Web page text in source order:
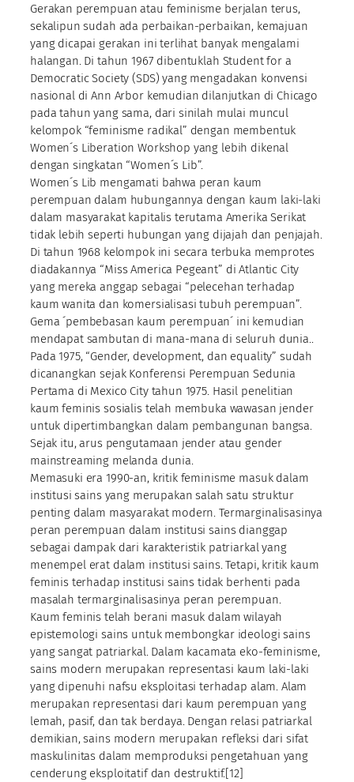
Gerakan perempuan atau feminisme berjalan terus,
sekalipun sudah ada perbaikan-perbaikan, kemajuan
yang dicapai gerakan ini terlihat banyak mengalami
halangan. Di tahun 1967 dibentuklah Student for a
Democratic Society (SDS) yang mengadakan konvensi
nasional di Ann Arbor kemudian dilanjutkan di Chicago
pada tahun yang sama, dari sinilah mulai muncul
kelompok “feminisme radikal” dengan membentuk
Women´s Liberation Workshop yang lebih dikenal
dengan singkatan “Women´s Lib”.
Women´s Lib mengamati bahwa peran kaum
perempuan dalam hubungannya dengan kaum laki-laki
dalam masyarakat kapitalis terutama Amerika Serikat
tidak lebih seperti hubungan yang dijajah dan penjajah.
Di tahun 1968 kelompok ini secara terbuka memprotes
diadakannya “Miss America Pegeant” di Atlantic City
yang mereka anggap sebagai “pelecehan terhadap
kaum wanita dan komersialisasi tubuh perempuan”.
Gema ´pembebasan kaum perempuan´ ini kemudian
mendapat sambutan di mana-mana di seluruh dunia..
Pada 1975, “Gender, development, dan equality” sudah
dicanangkan sejak Konferensi Perempuan Sedunia
Pertama di Mexico City tahun 1975. Hasil penelitian
kaum feminis sosialis telah membuka wawasan jender
untuk dipertimbangkan dalam pembangunan bangsa.
Sejak itu, arus pengutamaan jender atau gender
mainstreaming melanda dunia.
Memasuki era 1990-an, kritik feminisme masuk dalam
institusi sains yang merupakan salah satu struktur
penting dalam masyarakat modern. Termarginalisasinya
peran perempuan dalam institusi sains dianggap
sebagai dampak dari karakteristik patriarkal yang
menempel erat dalam institusi sains. Tetapi, kritik kaum
feminis terhadap institusi sains tidak berhenti pada
masalah termarginalisasinya peran perempuan.
Kaum feminis telah berani masuk dalam wilayah
epistemologi sains untuk membongkar ideologi sains
yang sangat patriarkal. Dalam kacamata eko-feminisme,
sains modern merupakan representasi kaum laki-laki
yang dipenuhi nafsu eksploitasi terhadap alam. Alam
merupakan representasi dari kaum perempuan yang
lemah, pasif, dan tak berdaya. Dengan relasi patriarkal
demikian, sains modern merupakan refleksi dari sifat
maskulinitas dalam memproduksi pengetahuan yang
cenderung eksploitatif dan destruktif.[12]